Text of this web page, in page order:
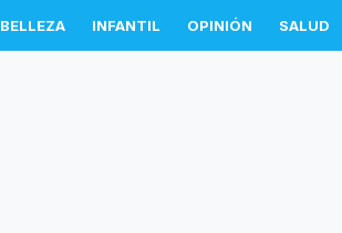
BELLEZA INFANTIL OPINIÓN SALUD